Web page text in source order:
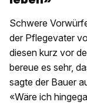
Schwere
der Pflegevater
diesen kurz vor
bereue es sehr,
sagte der Bauer
«Wäre ich